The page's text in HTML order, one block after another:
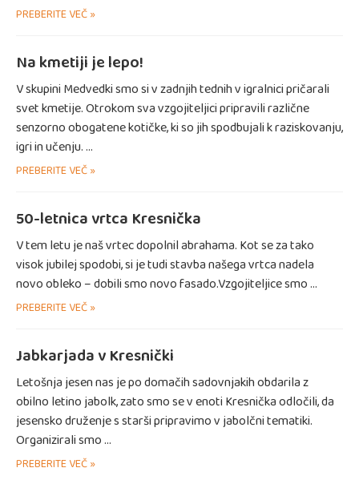
PREBERITE VEČ »
Na kmetiji je lepo!
V skupini Medvedki smo si v zadnjih tednih v igralnici pričarali
svet kmetije. Otrokom sva vzgojiteljici pripravili različne
senzorno obogatene kotičke, ki so jih spodbujali k raziskovanju,
igri in učenju. …
PREBERITE VEČ »
50-letnica vrtca Kresnička
V tem letu je naš vrtec dopolnil abrahama. Kot se za tako
visok jubilej spodobi, si je tudi stavba našega vrtca nadela
novo obleko – dobili smo novo fasado.Vzgojiteljice smo …
PREBERITE VEČ »
Jabkarjada v Kresnički
Letošnja jesen nas je po domačih sadovnjakih obdarila z
obilno letino jabolk, zato smo se v enoti Kresnička odločili, da
jesensko druženje s starši pripravimo v jabolčni tematiki.
Organizirali smo …
PREBERITE VEČ »